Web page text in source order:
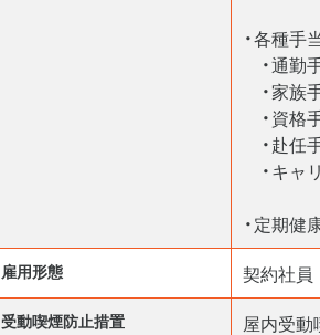
・各種
・通勤
・家族
・資格
・赴任
・キャ
・定期健
雇用形態 契約社員
受動喫煙防⽌措置 屋内受動